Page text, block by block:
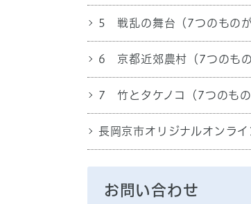
5 戦乱の舞台（7つのものが
6 京都近郊農村（7つのもの
7 竹とタケノコ（7つのもの
長岡京市オリジナルオンラ
お問い合わせ